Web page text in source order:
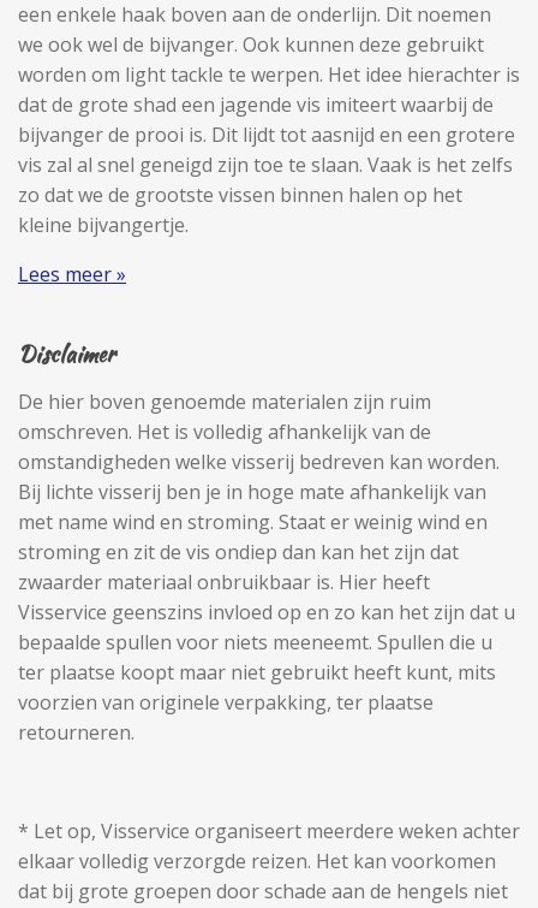
een enkele haak boven aan de onderlijn. Dit noemen
we ook wel de bijvanger. Ook kunnen deze gebruikt
worden om light tackle te werpen. Het idee hierachter is
dat de grote shad een jagende vis imiteert waarbij de
bijvanger de prooi is. Dit lijdt tot aasnijd en een grotere
vis zal al snel geneigd zijn toe te slaan. Vaak is het zelfs
zo dat we de grootste vissen binnen halen op het
kleine bijvangertje.
Lees meer »
Disclaimer
De hier boven genoemde materialen zijn ruim
omschreven. Het is volledig afhankelijk van de
omstandigheden welke visserij bedreven kan worden.
Bij lichte visserij ben je in hoge mate afhankelijk van
met name wind en stroming. Staat er weinig wind en
stroming en zit de vis ondiep dan kan het zijn dat
zwaarder materiaal onbruikbaar is. Hier heeft
Visservice geenszins invloed op en zo kan het zijn dat u
bepaalde spullen voor niets meeneemt. Spullen die u
ter plaatse koopt maar niet gebruikt heeft kunt, mits
voorzien van originele verpakking, ter plaatse
retourneren.
* Let op, Visservice organiseert meerdere weken achter
elkaar volledig verzorgde reizen. Het kan voorkomen
dat bij grote groepen door schade aan de hengels niet